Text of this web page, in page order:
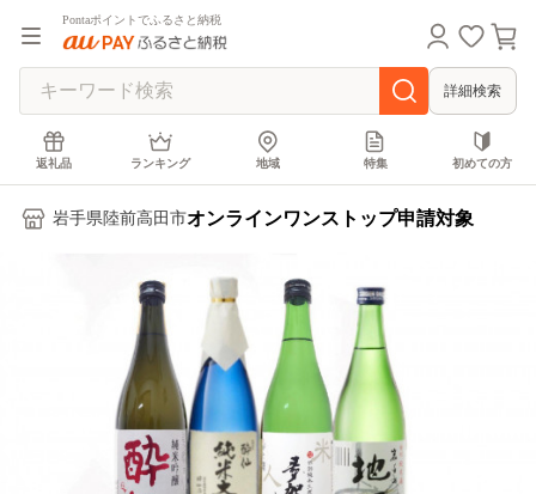
Pontaポイントでふるさと納税
詳細検索
返礼品 ランキング 地域 特集 初めての方
岩手県陸前高田市オンラインワンストップ申請対象